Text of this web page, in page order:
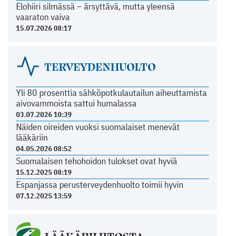
Elohiiri silmässä – ärsyttävä, mutta yleensä
vaaraton vaiva
15.07.2026 08:17
TERVEYDENHUOLTO
Yli 80 prosenttia sähköpotkulautailun aiheuttamista
aivovammoista sattui humalassa
03.07.2026 10:39
Näiden oireiden vuoksi suomalaiset menevät
lääkäriin
04.05.2026 08:52
Suomalaisen tehohoidon tulokset ovat hyviä
15.12.2025 08:19
Espanjassa perusterveydenhuolto toimii hyvin
07.12.2025 13:59